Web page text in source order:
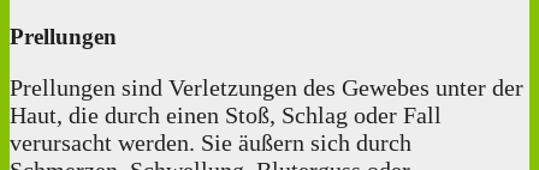
Prellungen
Prellungen sind Verletzungen des Gewebes unter der
Haut, die durch einen Stoß, Schlag oder Fall
verursacht werden. Sie äußern sich durch